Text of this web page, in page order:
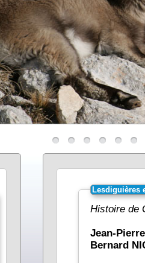
Lesdiguières
Histoire de
Jean-
Bernard